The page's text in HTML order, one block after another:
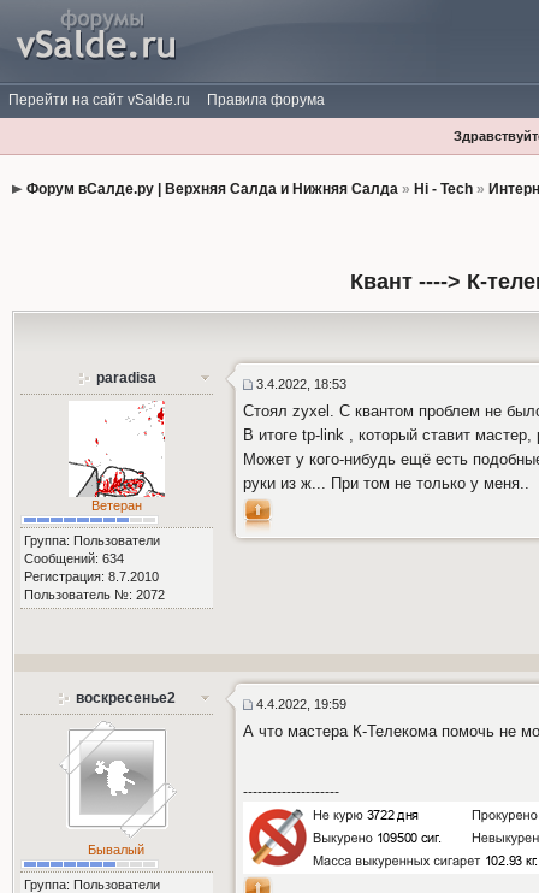
Перейти на сайт vSalde.ru Правила форума
Форум вСалде.ру | Верхняя Салда и Нижняя Салда» Hi - Tech»
Квант ----> К-
paradisa
Ветеран
Группа: Пользователи
Сообщений: 634
Регистрация: 8.7.2010
Пользователь №: 2072
3.4.2022, 18:53
Стоял zyxel. С квантом проблем не
В итоге tp-link , который ставит
Может у кого-нибудь ещё есть
руки из ж... При том не только у меня..
воскресенье2
Бывалый
Группа: Пользователи
4.4.2022, 19:59
А что мастера К-Телекома помочь не
--------------------